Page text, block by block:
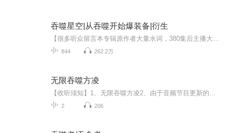
吞噬星空|从吞噬开始爆装备|衍生
844 262.2万
无限吞噬方凌
2 206